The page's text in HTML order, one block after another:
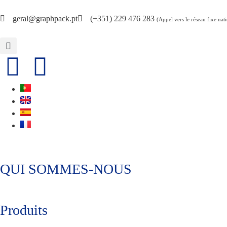
geral@graphpack.pt (+351) 229 476 283 (Appel vers le réseau fixe
QUI SOMMES-NOUS
Produits